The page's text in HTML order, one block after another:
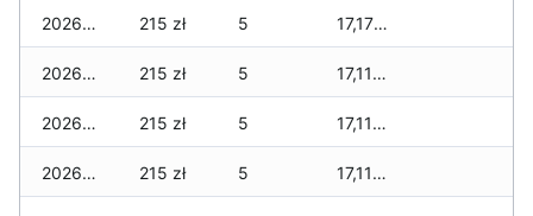
2026-05-16 215 zł 5 17,175 zł
2026-05-15 215 zł 5 17,115 zł
2026-05-14 215 zł 5 17,115 zł
2026-05-13 215 zł 5 17,115 zł